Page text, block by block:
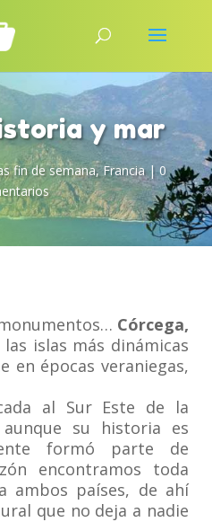
y mar
fin de semana,Francia|0
Córcega,
islas más dinámicas
en épocas veraniegas,
al Sur Este de la
su historia es
formó parte de
encontramos toda
ambos países, de ahí
que no deja a nadie